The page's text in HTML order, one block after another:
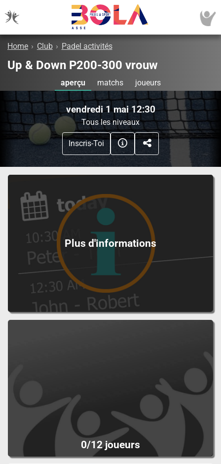
Home › Club › Padel activités
Up & Down P200-300 vrouw
aperçu matchs joueurs
vendredi 1 mai 12:30
Tous les niveaux
Inscris-Toi
Plus d'informations
0/12 joueurs